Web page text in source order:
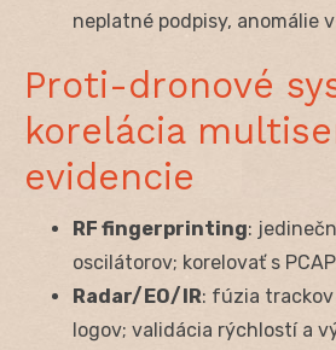
neplatné podpisy, anomálie
Proti-dronové
korelácia
evidencie
RF fingerprinting:
oscilátorov; korelovať s
Radar/EO/IR: fúzia
logov; validácia rýchlostí a